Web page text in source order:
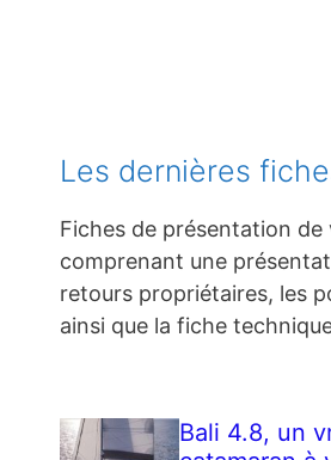
Les dernières
Fiches de présentation de
comprenant une
retours propriétaires, les
ainsi que la fiche
Bali 4.8, un